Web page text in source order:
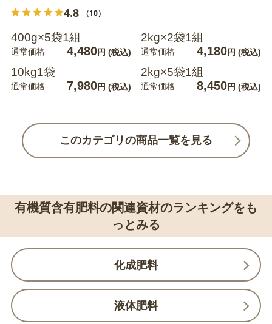
4.8 （10）
400g×5袋1組
通常価格 4,480円 (税込)
10kg1袋
通常価格 7,980円 (税込)
2kg×2袋1組
通常価格 4,180円 (税込)
2kg×5袋1組
通常価格 8,450円 (税込)
このカテゴリの商品一覧を見る
有機質含有肥料の関連資材のランキングをも
っとみる
化成肥料
液体肥料